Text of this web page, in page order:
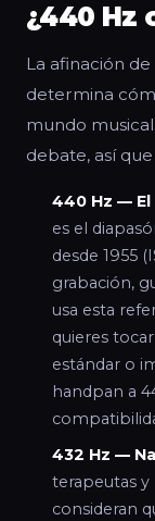
¿440 Hz
La afinación
determina
mundo
debate, así
440 Hz —
es el
desde 1955
grabación,
usa esta
quieres
estándar o
handpan a
432 Hz —
terapeutas
consideran